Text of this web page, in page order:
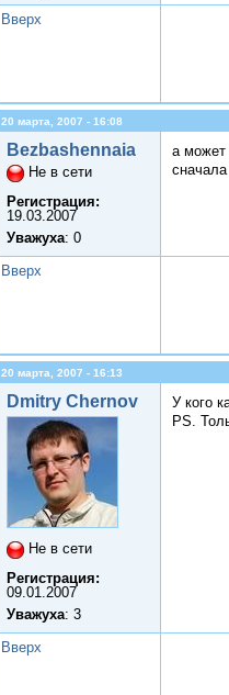
Вверх
20 марта, 2007 - 16:08
Bezbashennaia
Не в сети
Регистрация:
19.03.2007
Уважуха: 0
а может
Вверх
20 марта, 2007 - 16:13
Dmitry Chernov
Не в сети
Регистрация:
09.01.2007
Уважуха: 3
У кого
PS.
Вверх